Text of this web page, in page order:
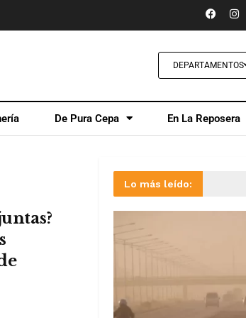
DEPARTAMENTOS
De Pura Cepa En La Reposera
Lo más leído: